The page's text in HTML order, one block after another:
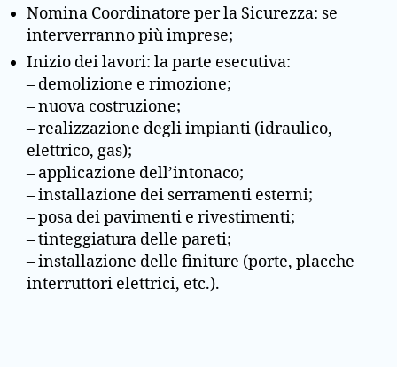
Nomina Coordinatore per la Sicurezza: se
interverranno più imprese;
Inizio dei lavori: la parte esecutiva:
– demolizione e rimozione;
– nuova costruzione;
– realizzazione degli impianti (idraulico,
elettrico, gas);
– applicazione dell’intonaco;
– installazione dei serramenti esterni;
– posa dei pavimenti e rivestimenti;
– tinteggiatura delle pareti;
– installazione delle finiture (porte, placche
interruttori elettrici, etc.).